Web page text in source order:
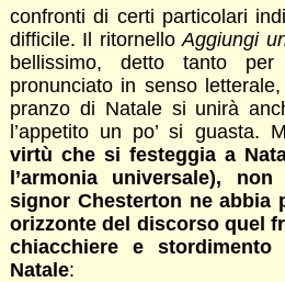
confronti di certi particolari
difficile. Il ritornelloAggiungi
bellissimo, detto tanto
pronunciato in senso
pranzo di Natale si unirà
l’appetito un po’ si guasta.
virtù che si festeggia a
l’armonia universale),
signor Chesterton ne abbia
orizzonte del discorso quel
chiacchiere e
Natale: